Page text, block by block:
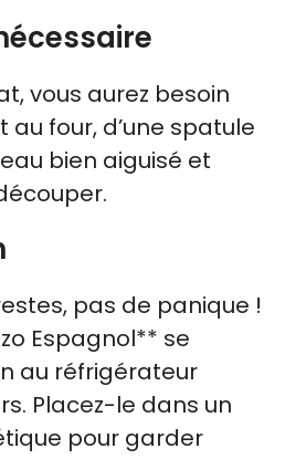
vous aurez besoin
au four, d’une spatule
bien aiguisé et
pas de panique !
Espagnol** se
au réfrigérateur
Placez-le dans un
pour garder